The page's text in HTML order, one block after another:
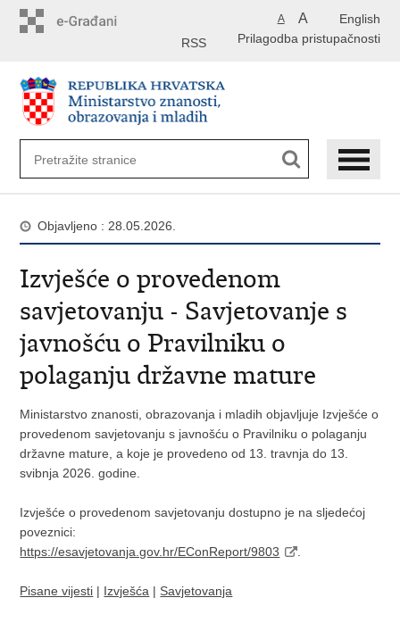
English
A A
Prilagodba pristupačnosti
RSS
Objavljeno : 28.05.2026.
Izvješće o provedenom
savjetovanju - Savjetovanje s
javnošću o Pravilniku o
polaganju državne mature
Ministarstvo znanosti, obrazovanja i mladih objavljuje Izvješće o
provedenom savjetovanju s javnošću o Pravilniku o polaganju
državne mature, a koje je provedeno od 13. travnja do 13.
svibnja 2026. godine.
Izvješće o provedenom savjetovanju dostupno je na sljedećoj
poveznici:
https://esavjetovanja.gov.hr/EConReport/9803
Pisane vijesti | Izvješća | Savjetovanja